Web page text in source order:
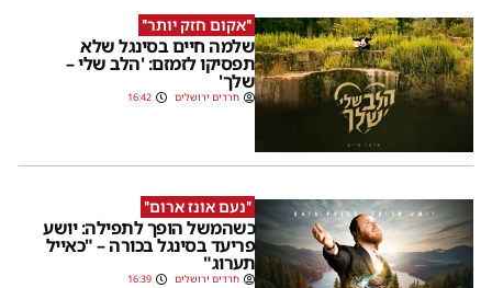
''אקום חזק יותר''
שלמה חיים בסינגל שלא
תפסיקו לזמזם: 'הלב שלי –
שלך'
חרדים ירושלים 16:42
''נעם אונז ארום''
כשהמשל הופך לתפילה: יושע
פריעד בסינגל בכורה – "כאייל
תערוג"
חרדים ירושלים 16:39